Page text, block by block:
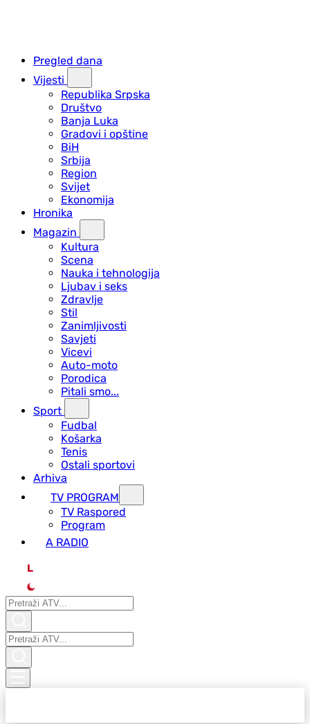
Pregled dana
Vijesti
Republika Srpska
Društvo
Banja Luka
Gradovi i opštine
BiH
Srbija
Region
Svijet
Ekonomija
Hronika
Magazin
Kultura
Scena
Nauka i tehnologija
Ljubav i seks
Zdravlje
Stil
Zanimljivosti
Savjeti
Vicevi
Auto-moto
Porodica
Pitali smo...
Sport
Fudbal
Košarka
Tenis
Ostali sportovi
Arhiva
TV PROGRAM
ТV Raspored
Program
A RADIO
L